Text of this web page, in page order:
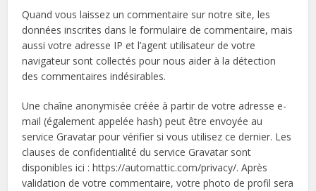
Quand vous laissez un commentaire sur notre site, les
données inscrites dans le formulaire de commentaire, mais
aussi votre adresse IP et l’agent utilisateur de votre
navigateur sont collectés pour nous aider à la détection
des commentaires indésirables.
Une chaîne anonymisée créée à partir de votre adresse e-
mail (également appelée hash) peut être envoyée au
service Gravatar pour vérifier si vous utilisez ce dernier. Les
clauses de confidentialité du service Gravatar sont
disponibles ici : https://automattic.com/privacy/. Après
validation de votre commentaire, votre photo de profil sera